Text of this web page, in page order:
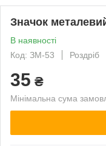
Значок
В наявності
Код: ЗМ-53
Роздріб
35 ₴
Мінімальна сума